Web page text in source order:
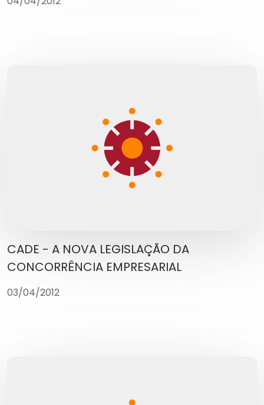
CADE - A NOVA LEGISLAÇÃO DA
CONCORRÊNCIA EMPRESARIAL
03/04/2012